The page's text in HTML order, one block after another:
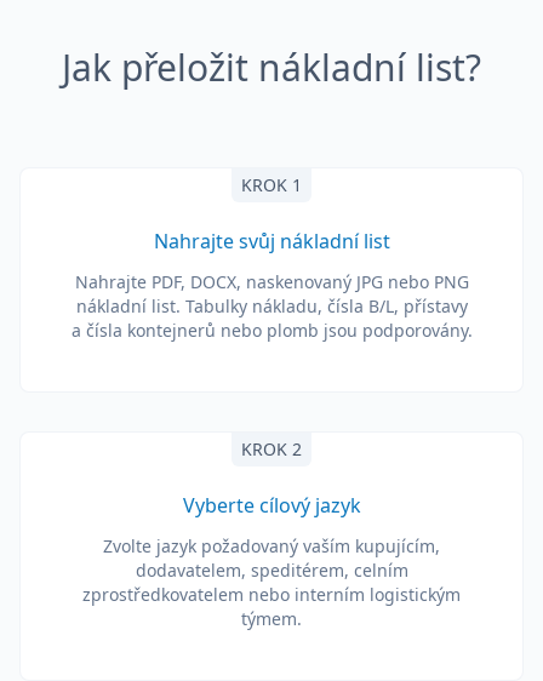
Jak přeložit nákladní list?
KROK 1
Nahrajte svůj nákladní list
Nahrajte PDF, DOCX, naskenovaný JPG nebo PNG
nákladní list. Tabulky nákladu, čísla B/L, přístavy
a čísla kontejnerů nebo plomb jsou podporovány.
KROK 2
Vyberte cílový jazyk
Zvolte jazyk požadovaný vaším kupujícím,
dodavatelem, speditérem, celním
zprostředkovatelem nebo interním logistickým
týmem.